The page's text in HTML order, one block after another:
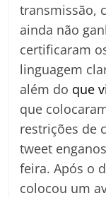
transmissão,
ainda não
certificaram
linguagem
além do que
que
restrições de
tweet
feira. Após o
colocou um